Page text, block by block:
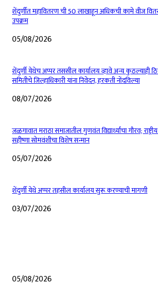
शेंदुर्णीत महावितरण ची 50 लाखाहून अधिकची कामे वीज
उपक्रम
05/08/2026
शेंदुर्णी येथेच अप्पर तससील कार्यालय व्हावे अन्य कुठल्याही
समितीचे जिल्हाधिकारी यांना निवेदन, हरकती नोंदविल्या
08/07/2026
जळगावात मराठा समाजातील गुणवंत विद्यार्थ्यांचा गौरव;
सहीष्णा सोमवंशीचा विशेष सन्मान
05/07/2026
शेंदुर्णी येथे अप्पर तहसील कार्यालय सुरू करण्याची मागणी
03/07/2026
05/08/2026